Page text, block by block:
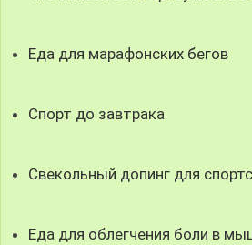
Еда для марафонских бегов
Спорт до завтрака
Свекольный допинг для
Еда для облегчения боли в